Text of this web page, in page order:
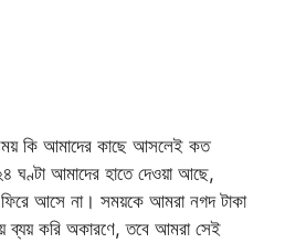
কি আমাদের কাছে আসলেই কত
ঘণ্টা আমাদের হাতে দেওয়া আছে,
আসে না। সময়কে আমরা নগদ টাকা
ব্যয় করি অকারণে, তবে আমরা সেই